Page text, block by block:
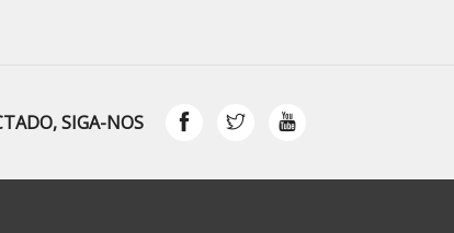
SIGA-NOS